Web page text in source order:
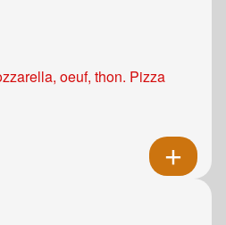
oeuf, thon. Pizza